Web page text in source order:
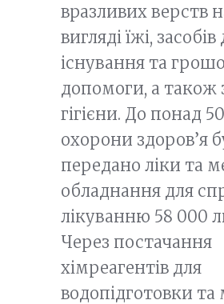
вразливих верств
вигляді їжі, засобів
існування та
допомоги, а також
гігієни. До понад
охорони здоров’я
передано ліки та
обладнання для
лікуванню 58 000
Через постачання
хімреагентів для
водопідготовки та